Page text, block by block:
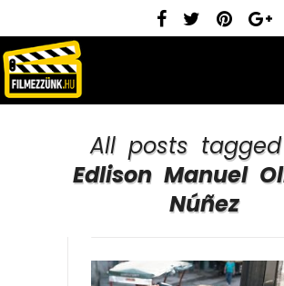
All posts
Edlison Manuel
Núñez